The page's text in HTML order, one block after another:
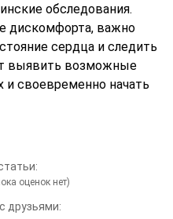
обследования.
дискомфорта, важно
сердца и следить
выявить возможные
и своевременно начать
оценок нет)
друзьями: